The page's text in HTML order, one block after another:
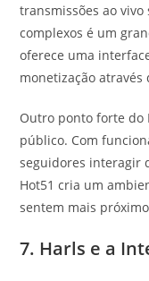
transmissões ao
complexos é um
oferece uma
monetização
Outro ponto forte do
público. Com
seguidores interagir
Hot51 cria um
sentem mais
7. Harls e a